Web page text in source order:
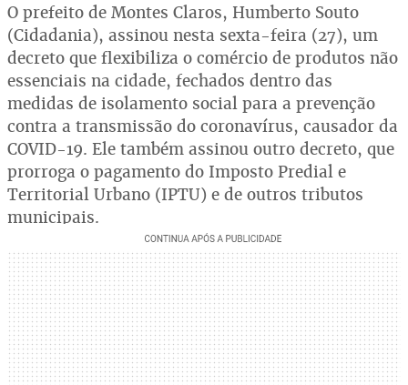
O prefeito de Montes Claros, Humberto Souto
(Cidadania), assinou nesta sexta-feira (27), um
decreto que flexibiliza o comércio de produtos não
essenciais na cidade, fechados dentro das
medidas de isolamento social para a prevenção
contra a transmissão do coronavírus, causador da
COVID-19. Ele também assinou outro decreto, que
prorroga o pagamento do Imposto Predial e
Territorial Urbano (IPTU) e de outros tributos
municipais.